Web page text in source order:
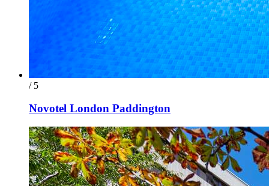
/ 5
Novotel London Paddington